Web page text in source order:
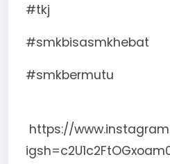
#tkj
#smkbisasmkhebat
#smkbermutu
https://